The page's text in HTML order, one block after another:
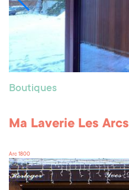
Boutiques
Ma Laverie Les Arcs
Arc 1800